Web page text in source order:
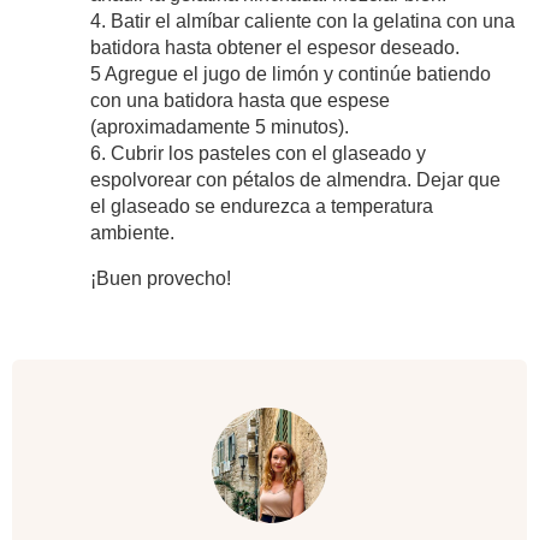
4. Batir el almíbar caliente con la gelatina con una
batidora hasta obtener el espesor deseado.
5 Agregue el jugo de limón y continúe batiendo
con una batidora hasta que espese
(aproximadamente 5 minutos).
6. Cubrir los pasteles con el glaseado y
espolvorear con pétalos de almendra. Dejar que
el glaseado se endurezca a temperatura
ambiente.
¡Buen provecho!